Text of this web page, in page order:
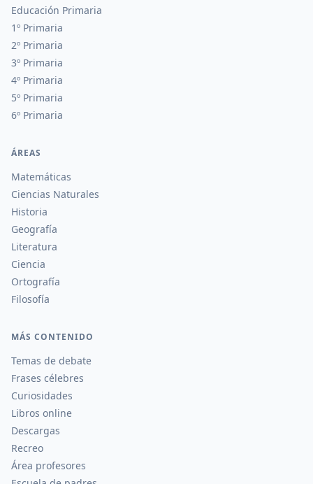
Educación Primaria
1º Primaria
2º Primaria
3º Primaria
4º Primaria
5º Primaria
6º Primaria
ÁREAS
Matemáticas
Ciencias Naturales
Historia
Geografía
Literatura
Ciencia
Ortografía
Filosofía
MÁS CONTENIDO
Temas de debate
Frases célebres
Curiosidades
Libros online
Descargas
Recreo
Área profesores